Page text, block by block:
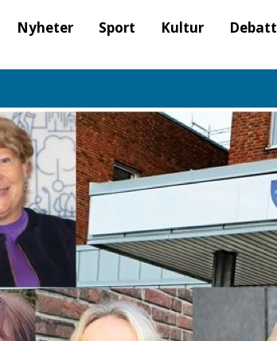
Nyheter Sport Kultur Debatt